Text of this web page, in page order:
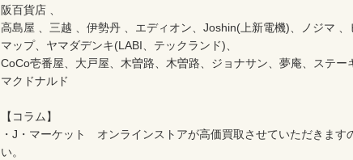
阪百貨店 、
高島屋 、三越 、伊勢丹 、エディオン、Joshin(上新電機)、ノジマ
マップ、ヤマダデンキ(LABI、テックランド)、
CoCo壱番屋、大戸屋、木曽路、木曽路、ジョナサン、夢庵、ステー
マクドナルド
【コラム】
・J・マーケット　オンラインストアが高価買取させていただきます
い。